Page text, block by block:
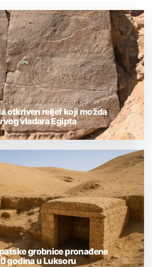
otkriven reljef koji možda
vladara Egipta
grobnice pronađene
godina u Luksoru